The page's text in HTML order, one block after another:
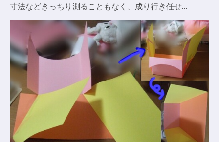
寸法などきっちり測ることもなく、成り行き任せ…